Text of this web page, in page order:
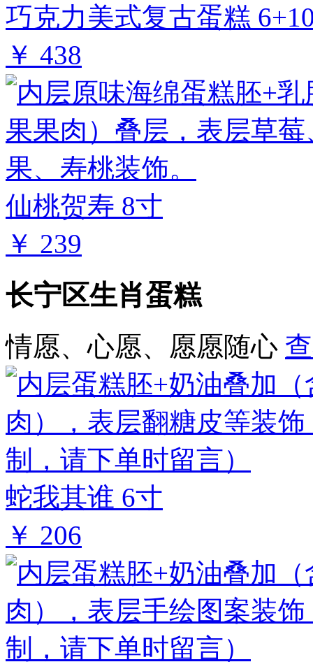
巧克力美式复古蛋糕
￥ 438
仙桃贺寿 8寸
￥ 239
长宁区生肖蛋糕
情愿、心愿、愿愿随心
蛇我其谁 6寸
￥ 206